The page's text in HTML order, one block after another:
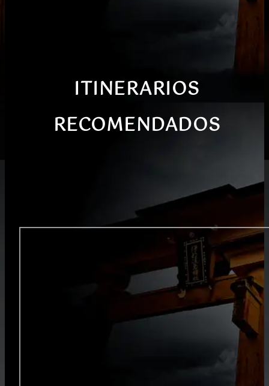
ITINERARIOS
RECOMENDADOS